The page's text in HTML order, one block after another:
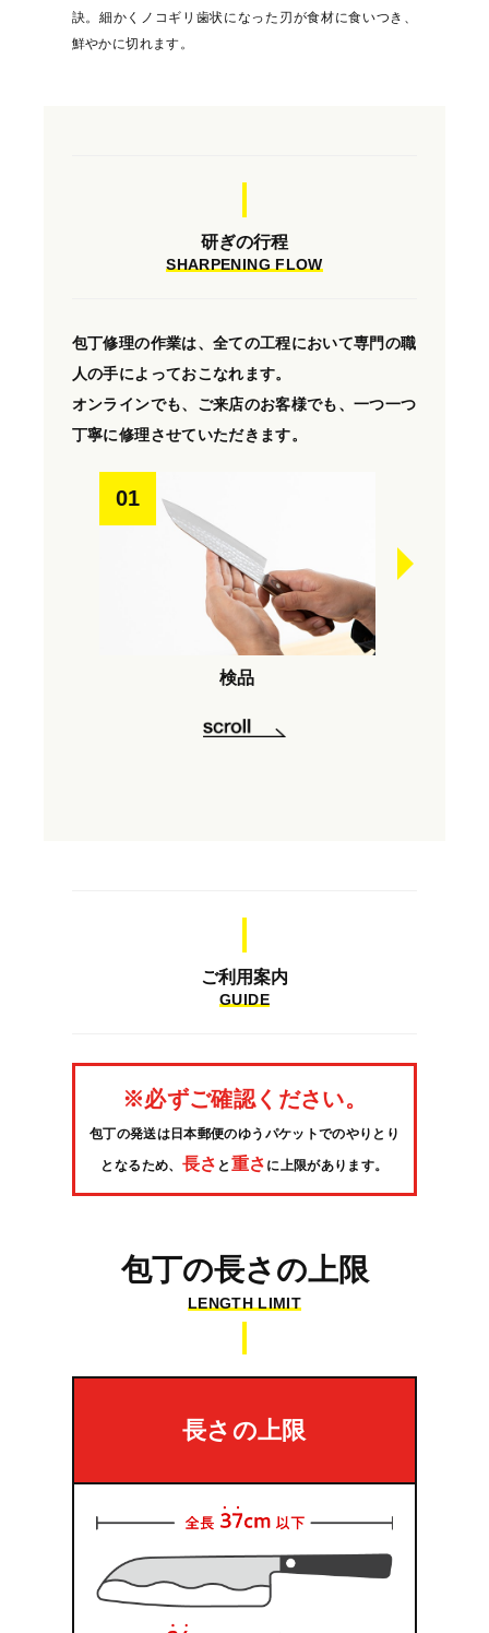
訣。細かくノコギリ歯状になった刃が食材に食いつき、
鮮やかに切れます。
研ぎの行程
SHARPENING FLOW
包丁修理の作業は、全ての工程において専門の職
人の手によっておこなれます。
オンラインでも、ご来店のお客様でも、一つ一つ
丁寧に修理させていただきます。
01
検品
ご利用案内
GUIDE
※必ずご確認ください。
包丁の発送は日本郵便のゆうパケットでのやりとり
となるため、 長さ と 重さ に上限があります。
包丁の長さの上限
LENGTH LIMIT
長さの上限